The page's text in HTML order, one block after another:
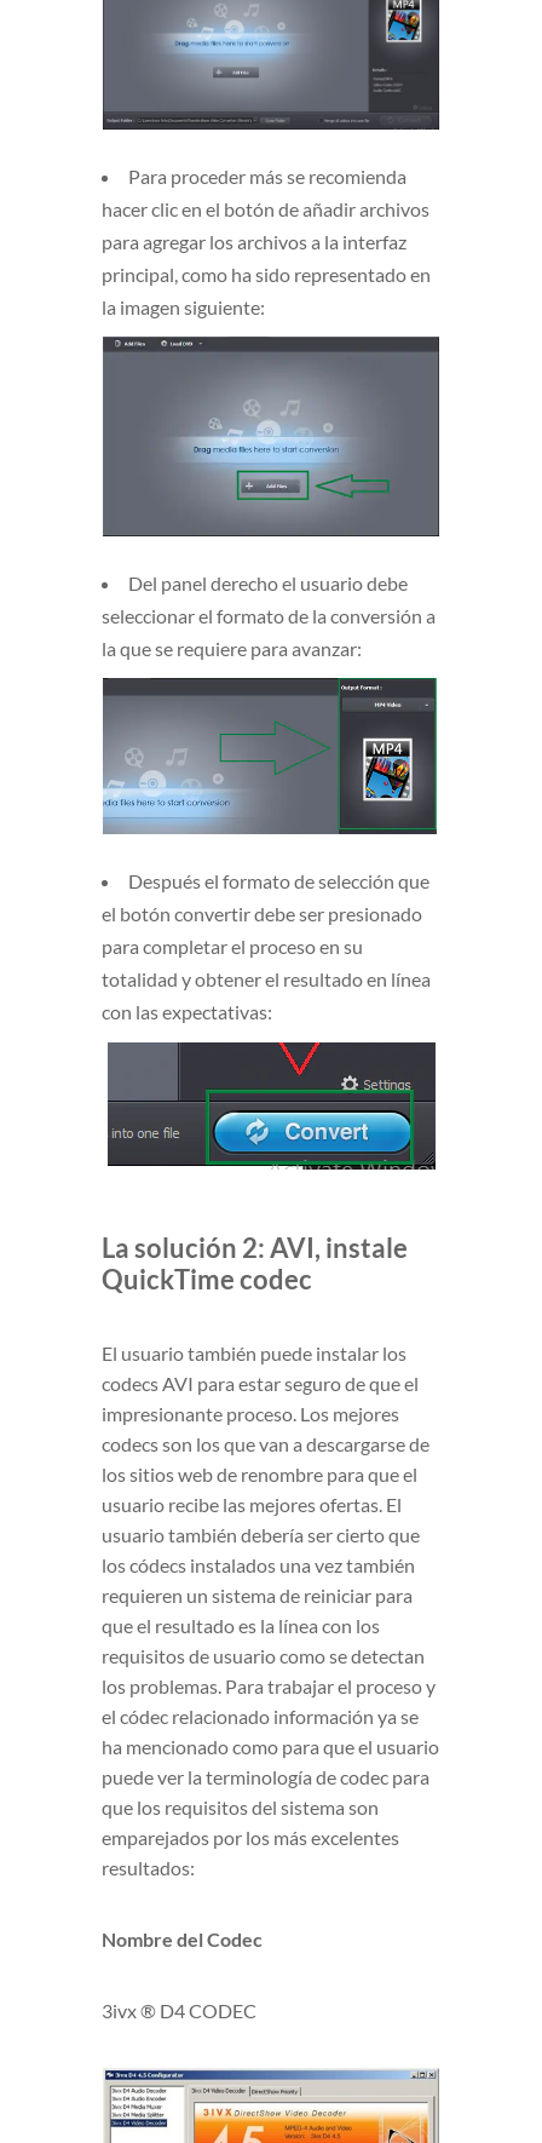
Para proceder más se recomienda
hacer clic en el botón de añadir archivos
para agregar los archivos a la interfaz
principal, como ha sido representado en
la imagen siguiente:
Del panel derecho el usuario debe
seleccionar el formato de la conversión a
la que se requiere para avanzar:
Después el formato de selección que
el botón convertir debe ser presionado
para completar el proceso en su
totalidad y obtener el resultado en línea
con las expectativas:
La solución 2: AVI, instale
QuickTime codec
El usuario también puede instalar los
codecs AVI para estar seguro de que el
impresionante proceso. Los mejores
codecs son los que van a descargarse de
los sitios web de renombre para que el
usuario recibe las mejores ofertas. El
usuario también debería ser cierto que
los códecs instalados una vez también
requieren un sistema de reiniciar para
que el resultado es la línea con los
requisitos de usuario como se detectan
los problemas. Para trabajar el proceso y
el códec relacionado información ya se
ha mencionado como para que el usuario
puede ver la terminología de codec para
que los requisitos del sistema son
emparejados por los más excelentes
resultados:
Nombre del Codec
3ivx ® D4 CODEC